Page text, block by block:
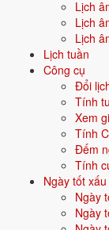
Lịch
Lịch
Lịch
Lịch tuần
Công cụ
Đổi
Tính
Xem
Tính
Đếm
Tính
Ngày tốt xấu
Ngày
Ngày
thời đại nuôi dưỡng
Tính chất vận:
số, truyền thông,
Quan hệ mệnh
Vận năm 2026
(Bính
- thuộc nhóm Sơ sinh